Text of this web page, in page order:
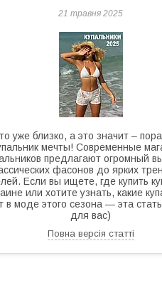
21 травня 2025
уже близко, а это значит – пора
мечты! Современные
предлагают огромный
фасонов до ярких
Если вы ищете, где купить
или хотите узнать, какие
в моде этого сезона — эта
для вас)
Повна версія статті